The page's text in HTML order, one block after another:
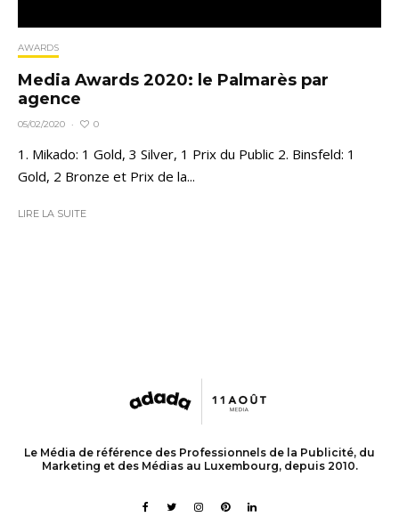
AWARDS
Media Awards 2020: le Palmarès par
agence
05/02/2020 · 0
1. Mikado: 1 Gold, 3 Silver, 1 Prix du Public 2. Binsfeld: 1
Gold, 2 Bronze et Prix de la...
LIRE LA SUITE
Le Média de référence des Professionnels de la Publicité, du
Marketing et des Médias au Luxembourg, depuis 2010.